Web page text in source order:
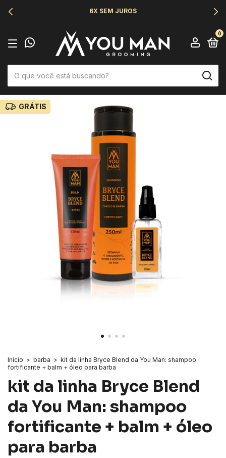
6X SEM JUROS
0
GRÁTIS
Início > barba > kit da linha Bryce Blend da You Man: shampoo
fortificante + balm + óleo para barba
kit da linha Bryce Blend
da You Man: shampoo
fortificante + balm + óleo
para barba